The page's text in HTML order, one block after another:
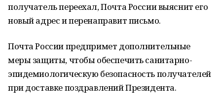
получатель переехал, Почта России выяснит его
новый адрес и перенаправит письмо.
Почта России предпримет дополнительные
меры защиты, чтобы обеспечить санитарно-
эпидемиологическую безопасность получателей
при доставке поздравлений Президента.